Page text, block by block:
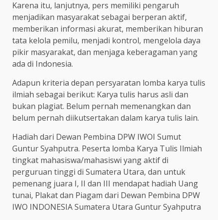
Karena itu, lanjutnya, pers memiliki pengaruh
menjadikan masyarakat sebagai berperan aktif,
memberikan informasi akurat, memberikan hiburan
tata kelola pemilu, menjadi kontrol, mengelola daya
pikir masyarakat, dan menjaga keberagaman yang
ada di Indonesia.
Adapun kriteria depan persyaratan lomba karya tulis
ilmiah sebagai berikut: Karya tulis harus asli dan
bukan plagiat. Belum pernah memenangkan dan
belum pernah diikutsertakan dalam karya tulis lain.
Hadiah dari Dewan Pembina DPW IWOI Sumut
Guntur Syahputra. Peserta lomba Karya Tulis Ilmiah
tingkat mahasiswa/mahasiswi yang aktif di
perguruan tinggi di Sumatera Utara, dan untuk
pemenang juara I, II dan III mendapat hadiah Uang
tunai, Plakat dan Piagam dari Dewan Pembina DPW
IWO INDONESIA Sumatera Utara Guntur Syahputra